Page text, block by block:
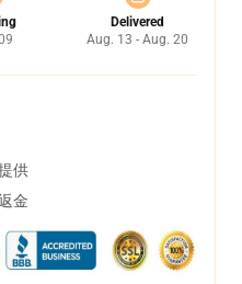
Delivered
Aug. 13 - Aug. 20
供
金